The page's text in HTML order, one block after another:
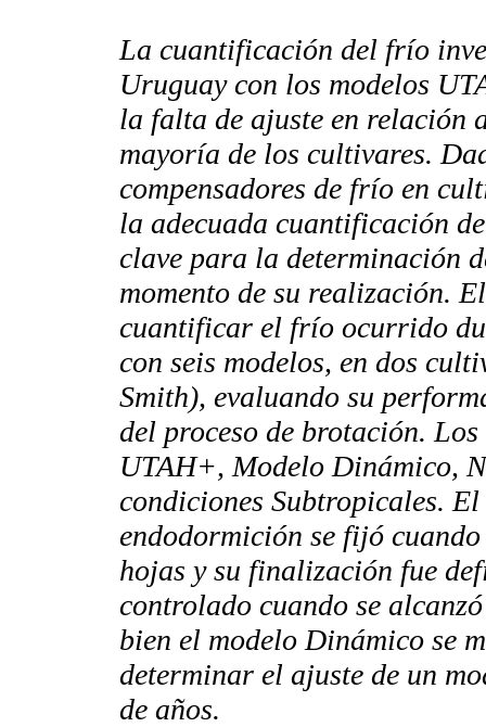
La cuantificación del frío
Uruguay con los modelos
la falta de ajuste en relación
mayoría de los cultivares.
compensadores de frío en
la adecuada cuantificación
clave para la determinación
momento de su realización.
cuantificar el frío ocurrido
con seis modelos, en dos
Smith), evaluando su
del proceso de brotación.
UTAH+, Modelo Dinámico,
condiciones Subtropicales.
endodormición se fijó
hojas y su finalización fue
controlado cuando se
bien el modelo Dinámico se
determinar el ajuste de un
de años.